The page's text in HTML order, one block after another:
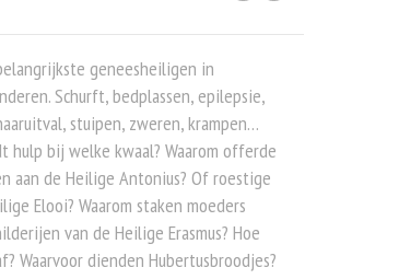
geneesheiligen in
Schurft, bedplassen, epilepsie,
stuipen, zweren, krampen…
hulp bij welke kwaal? Waarom offerde
aan de Heilige Antonius? Of roestige
Elooi? Waarom staken moeders
van de Heilige Erasmus? Hoe
Waarvoor dienden Hubertusbroodjes?